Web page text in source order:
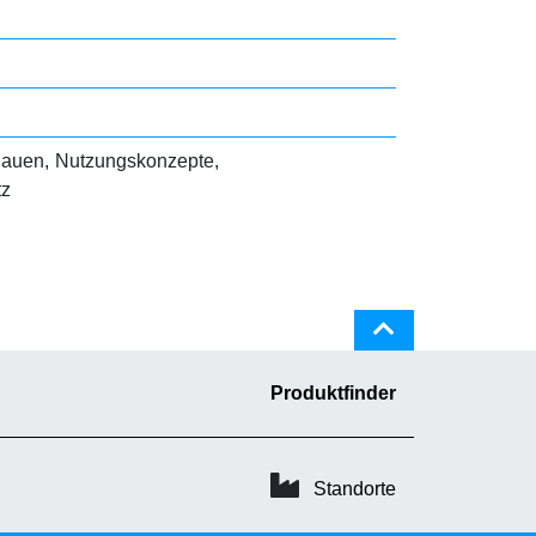
Nutzungskonzepte
Produktfinder
Standorte